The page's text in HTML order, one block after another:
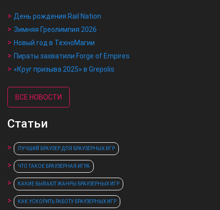
День рождения Rail Nation
Зимняя Греолимпия 2026
Новый год в ТехноМагии
Пираты захватили Forge of Empires
«Круг призыва 2025» в Grepolis
ВСЕ НОВОСТИ
Статьи
ЛУЧШИЙ БРАУЗЕР ДЛЯ БРАУЗЕРНЫХ ИГР
ЧТО ТАКОЕ БРАУЗЕРНАЯ ИГРА
КАКИЕ БЫВАЮТ ЖАНРЫ БРАУЗЕРНЫХ ИГР
КАК УСКОРИТЬ РАБОТУ БРАУЗЕРНЫХ ИГР